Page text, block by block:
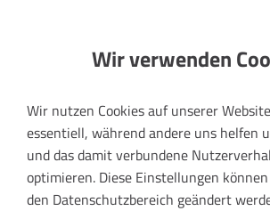
Wir verwenden
Wir nutzen Cookies auf unserer
essentiell, während andere uns helfen
und das damit verbundene
optimieren. Diese Einstellungen
den Datenschutzbereich geändert